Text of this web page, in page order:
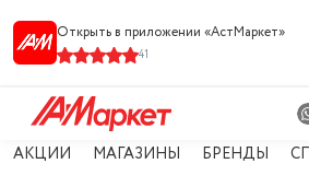
Открыть в приложении «АстМарке‪т‬»
41
АКЦИИ МАГАЗИНЫ БРЕНДЫ